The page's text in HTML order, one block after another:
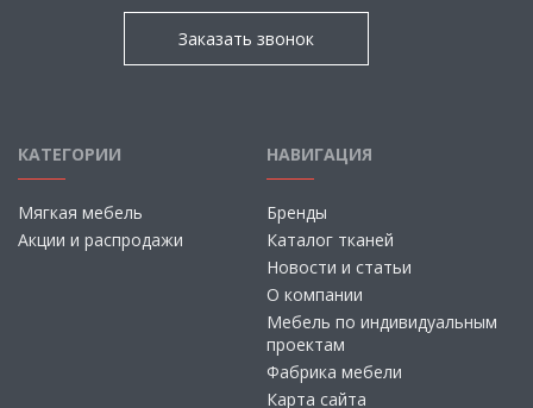
Заказать звонок
КАТЕГОРИИ
Мягкая мебель
Акции и распродажи
НАВИГАЦИЯ
Бренды
Каталог тканей
Новости и статьи
О компании
Мебель по индивидуальным
проектам
Фабрика мебели
Карта сайта